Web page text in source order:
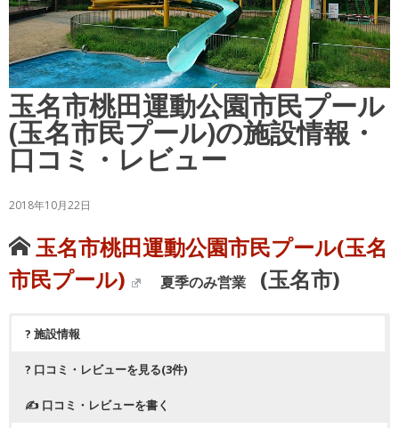
玉名市桃田運動公園市民プール
(玉名市民プール)の施設情報・
口コミ・レビュー
2018年10月22日
玉名市桃田運動公園市民プール(玉名
市民プール)
夏季のみ営業 (玉名市)
? 施設情報
? 口コミ・レビューを見る(3件)
✍ 口コミ・レビューを書く